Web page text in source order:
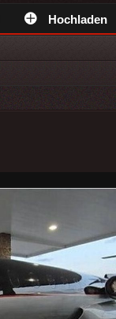
Hochladen